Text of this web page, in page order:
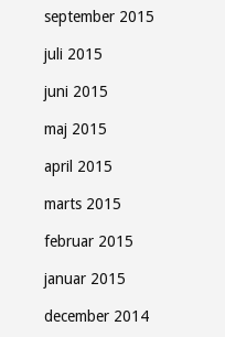
september 2015
juli 2015
juni 2015
maj 2015
april 2015
marts 2015
februar 2015
januar 2015
december 2014